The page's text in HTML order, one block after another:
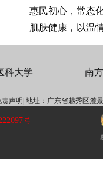
惠民初心，常态
肌肤健康，以温
科大学 南
声明| 地址：广东省越秀区麓
号